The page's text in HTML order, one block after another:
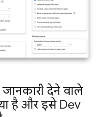
देने वाले
है और इसे Dev